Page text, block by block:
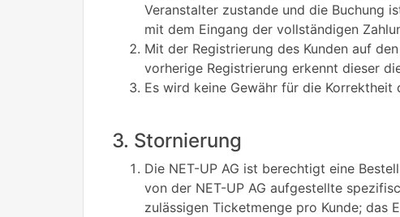
Veranstalter zustande und die Buchung
mit dem Eingang der vollständigen
Mit der Registrierung des Kunden auf
vorherige Registrierung erkennt dieser
Es wird keine Gewähr für die Korrektheit
3. Stornierung
Die NET-UP AG ist berechtigt eine
von der NET-UP AG aufgestellte
zulässigen Ticketmenge pro Kunde; das